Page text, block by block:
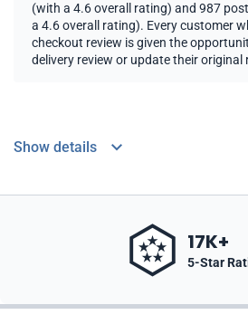
(with a 4.6 overall rating) and 987
a 4.6 overall rating). Every customer
checkout review is given the
delivery review or update their original
Show details
17K+
5-Star